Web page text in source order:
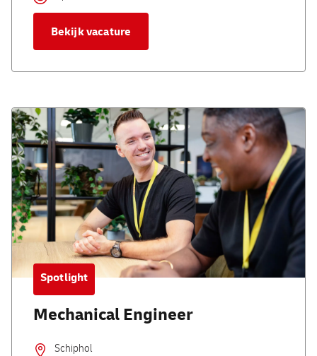
Bekijk vacature
Spotlight
Mechanical Engineer
Schiphol